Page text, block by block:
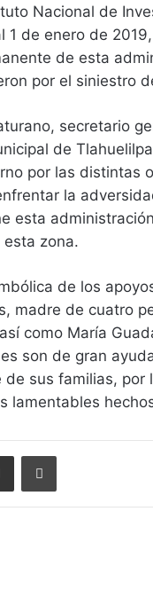
Nacional de
1 de enero de
de esta
por el siniestro
secretario
de
por las distintas
la
esta
zona.
de los
madre de cuatro
como María
son de gran
sus familias, por
lamentables
Compartir vía email Imprimir